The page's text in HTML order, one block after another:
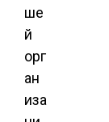
ше
й
орг
ан
иза